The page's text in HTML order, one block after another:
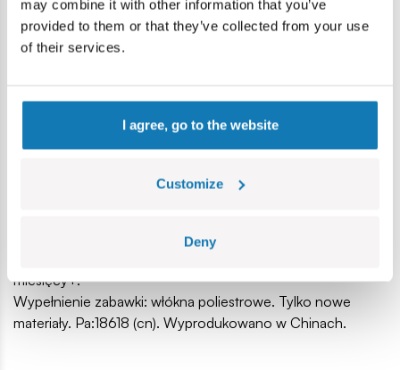
may combine it with other information that you’ve
provided to them or that they’ve collected from your use
of their services.
I agree, go to the website
Customize
Deny
Uwaga: Wymagany nadzór osoby dorosłej podczas zabawy
w przypadku młodszych dzieci. Przed podaniem dziecku
celu informacyjnym. Należy przeczytać dokładnie instrukcję
przed używaniem zabawki. Kolory oraz zawartość zestawu
mogą się w niewielkim stopniu różnić od przedstawionych
Ważne: Zestaw zawiera jedną maskotkę. Zabawka pluszowa
dziecku poniżej 2 lat. Maskotka pluszowa zgodna z normą
miesięcy+.
Wypełnienie zabawki: włókna poliestrowe. Tylko nowe
materiały. Pa:18618 (cn). Wyprodukowano w Chinach.